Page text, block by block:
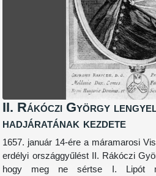
II. Rákóczi György
hadjáratának kezdete
1657. január 14-ére a máramarosi
erdélyi országgyűlést
II. Rákóczi
hogy meg ne sértse I. Lipót